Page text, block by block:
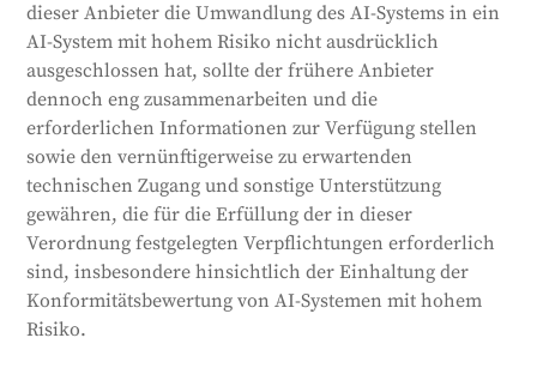
dieser Anbieter die Umwandlung des AI-Systems in ein
AI-System mit hohem Risiko nicht ausdrücklich
ausgeschlossen hat, sollte der frühere Anbieter
dennoch eng zusammenarbeiten und die
erforderlichen Informationen zur Verfügung stellen
sowie den vernünftigerweise zu erwartenden
technischen Zugang und sonstige Unterstützung
gewähren, die für die Erfüllung der in dieser
Verordnung festgelegten Verpflichtungen erforderlich
sind, insbesondere hinsichtlich der Einhaltung der
Konformitätsbewertung von AI-Systemen mit hohem
Risiko.